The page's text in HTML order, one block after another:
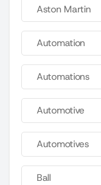
Aston Martin
Automation
Automations
Automotive
Automotives
Ball